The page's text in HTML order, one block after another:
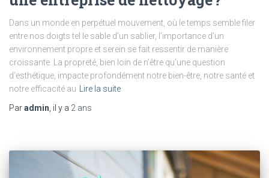
Dans un monde en perpétuel mouvement, où le temps semble filer
entre nos doigts tel le sable d’un sablier, l’importance d’un
environnement propre et serein se fait ressentir de manière
croissante. La propreté, bien loin de n’être qu’une question
d’esthétique, impacte profondément notre bien-être, notre santé et
notre efficacité au Lire la suite
Paradmin, il y a 2 ans